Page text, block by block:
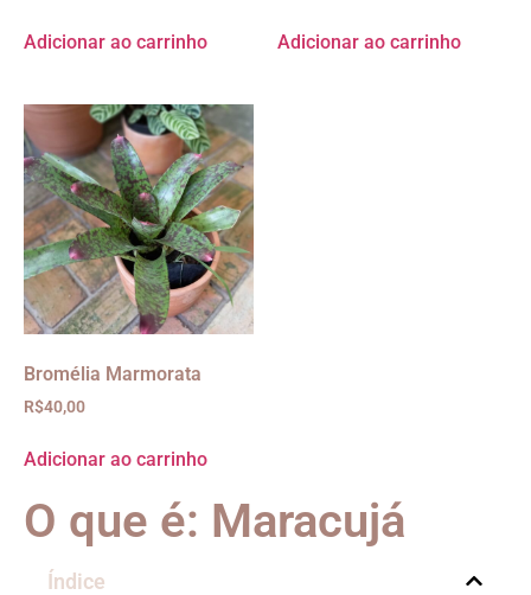
Adicionar ao carrinho Adicionar ao carrinho
Bromélia Marmorata
R$40,00
Adicionar ao carrinho
O que é: Maracujá
Índice